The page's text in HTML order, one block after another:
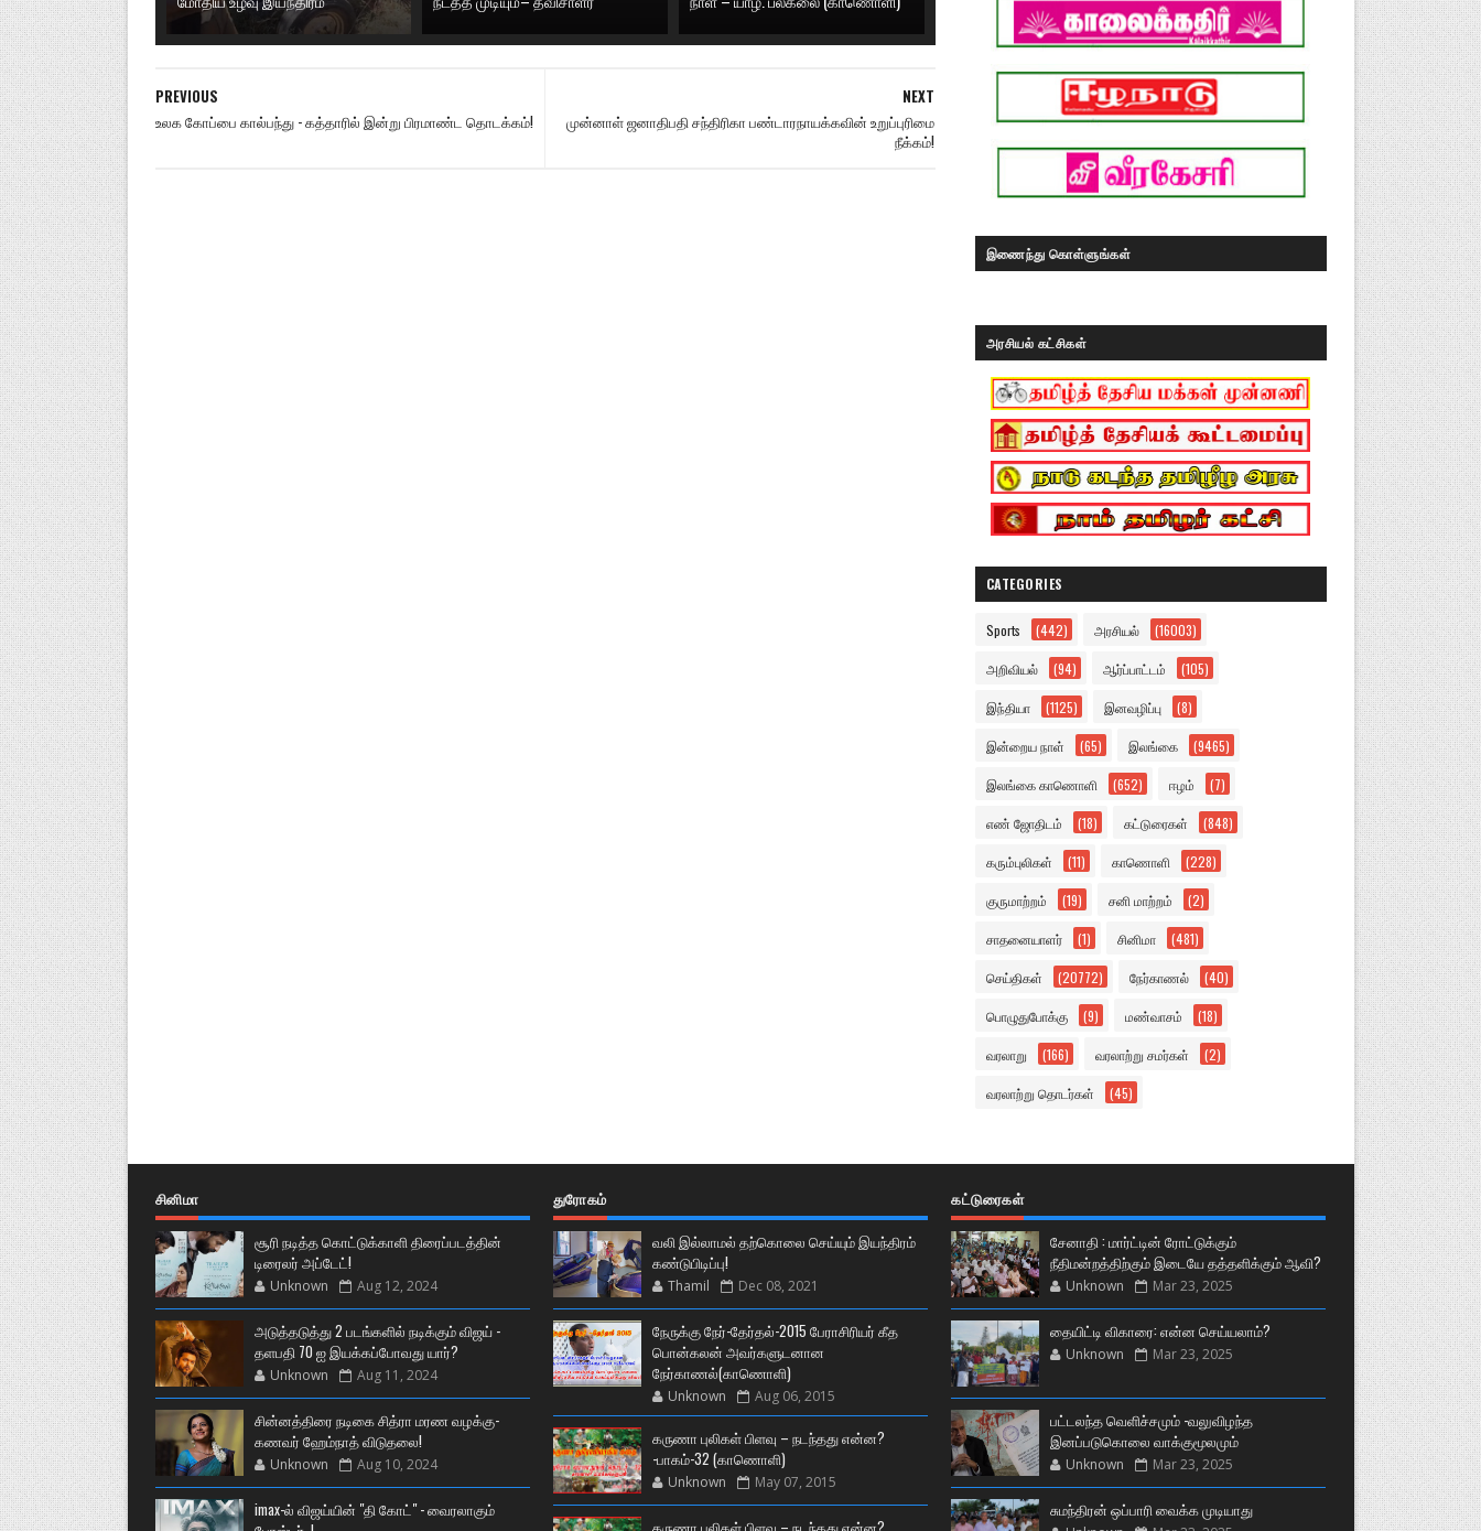
NEXT
முன்னாள் ஜனாதிபதி சந்திரிகா பண்டாரநாயக்கவின் உறுப்புரிமை
நீக்கம்!
PREVIOUS
உலக கோப்பை கால்பந்து - கத்தாரில் இன்று பிரமாண்ட தொடக்கம்!
இணைந்து கொள்ளுங்கள்
அரசியல் கட்சிகள்
CATEGORIES
Sports (442) அரசியல் (16003)
அறிவியல் (94) ஆர்ப்பாட்டம் (105)
இந்தியா (1125) இனவழிப்பு (8)
இன்றைய நாள் (65) இலங்கை (9465)
இலங்கை காணொளி (652) ஈழம் (7)
எண் ஜோதிடம் (18) கட்டுரைகள் (848)
கரும்புலிகள் (11) காணொளி (228)
குருமாற்றம் (19) சனி மாற்றம் (2)
சாதனையாளர் (1) சினிமா (481)
செய்திகள் (20772) நேர்காணல் (40)
பொழுதுபோக்கு (9) மண்வாசம் (18)
வரலாறு (166) வரலாற்று சமர்கள் (2)
வரலாற்று தொடர்கள் (45)
சினிமா
சூரி நடித்த கொட்டுக்காளி திரைப்படத்தின்
டிரைலர் அப்டேட்!
Unknown Aug 12, 2024
அடுத்தடுத்து 2 படங்களில் நடிக்கும் விஜய் -
தளபதி 70 ஐ இயக்கப்போவது யார்?
Unknown Aug 11, 2024
சின்னத்திரை நடிகை சித்ரா மரண வழக்கு-
கணவர் ஹேம்நாத் விடுதலை!
Unknown Aug 10, 2024
imax-ல் விஜய்யின் "தி கோட்" - வைரலாகும்
துரோகம்
வலி இல்லாமல் தற்கொலை செய்யும் இயந்திரம்
கண்டுபிடிப்பு!
Thamil Dec 08, 2021
நேருக்கு நேர்-தேர்தல்-2015 பேராசிரியர் கீத
பொன்கலன் அவர்களுடனான
நேர்காணல்(காணொளி)
Unknown Aug 06, 2015
கருணா புலிகள் பிளவு – நடந்தது என்ன?
-பாகம்-32 (காணொளி)
Unknown May 07, 2015
கருணா புலிகள் பிளவு – நடந்தது என்ன?
கட்டுரைகள்
சேனாதி : மார்ட்டின் ரோட்டுக்கும்
நீதிமன்றத்திற்கும் இடையே தத்தளிக்கும் ஆவி?
Unknown Mar 23, 2025
தையிட்டி விகாரை: என்ன செய்யலாம்?
Unknown Mar 23, 2025
பட்டலந்த வெளிச்சமும் -வலுவிழந்த
இனப்படுகொலை வாக்குமூலமும்
Unknown Mar 23, 2025
சுமந்திரன் ஒப்பாரி வைக்க முடியாது